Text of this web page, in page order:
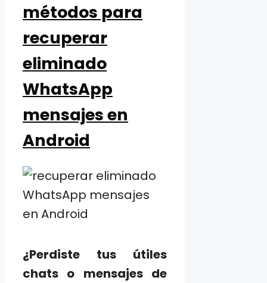
métodos para
recuperar
eliminado
WhatsApp
mensajes en
Android
¿Perdiste tus útiles
chats o mensajes de